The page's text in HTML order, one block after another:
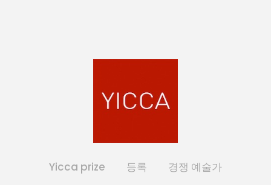
Yicca prize 등록 경쟁 예술가